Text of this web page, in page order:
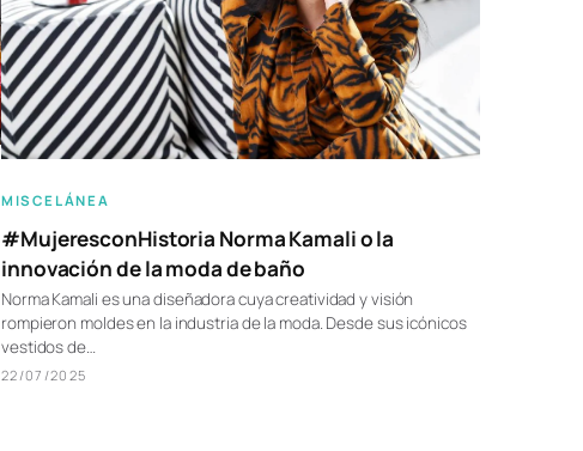
MISCELÁNEA
#MujeresconHistoria Norma Kamali o la
innovación de la moda de baño
Norma Kamali es una diseñadora cuya creatividad y visión
rompieron moldes en la industria de la moda. Desde sus icónicos
vestidos de…
22/07/2025